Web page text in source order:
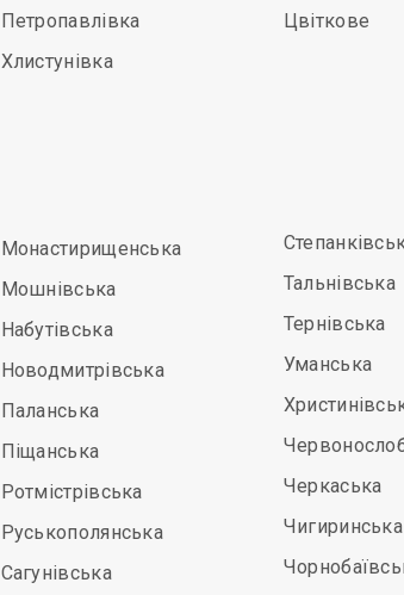
Петропавлівка
Хлистунівка
Цвіткове
Монастирищенська
Мошнівська
Набутівська
Новодмитрівська
Паланська
Піщанська
Ротмістрівська
Руськополянська
Сагунівська
Тальнівська
Тернівська
Уманська
Черкаська
Чигиринська